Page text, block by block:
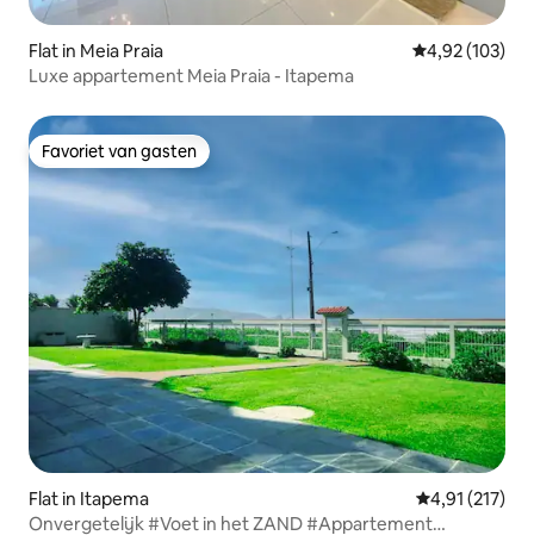
Flat in Meia Praia Gemiddelde
4,92 (103)
Luxe appartement Meia Praia - Itapema
Favoriet van gasten
Favoriet van gasten
Flat in Itapema Gemiddelde
4,91 (217)
Onvergetelijk #Voet in het ZAND #Appartement